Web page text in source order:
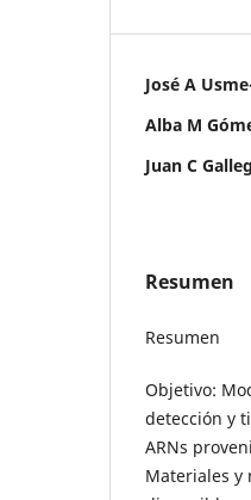
José A
Alba M
Juan C
Resumen
Resumen
Objetivo:
detección y
ARNs
Materiales y